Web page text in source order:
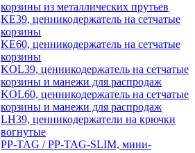
корзины из металлических прутьев
KE39, ценникодержатель на сетчатые
корзины
KE60, ценникодержатель на сетчатые
корзины
KOL39, ценникодержатель на сетчатые
корзины и манежи для распродаж
KOL60, ценникодержатель на сетчатые
корзины и манежи для распродаж
LH39, ценникодержатели на крючки
вогнутые
PP-TAG / PP-TAG-SLIM, мини-